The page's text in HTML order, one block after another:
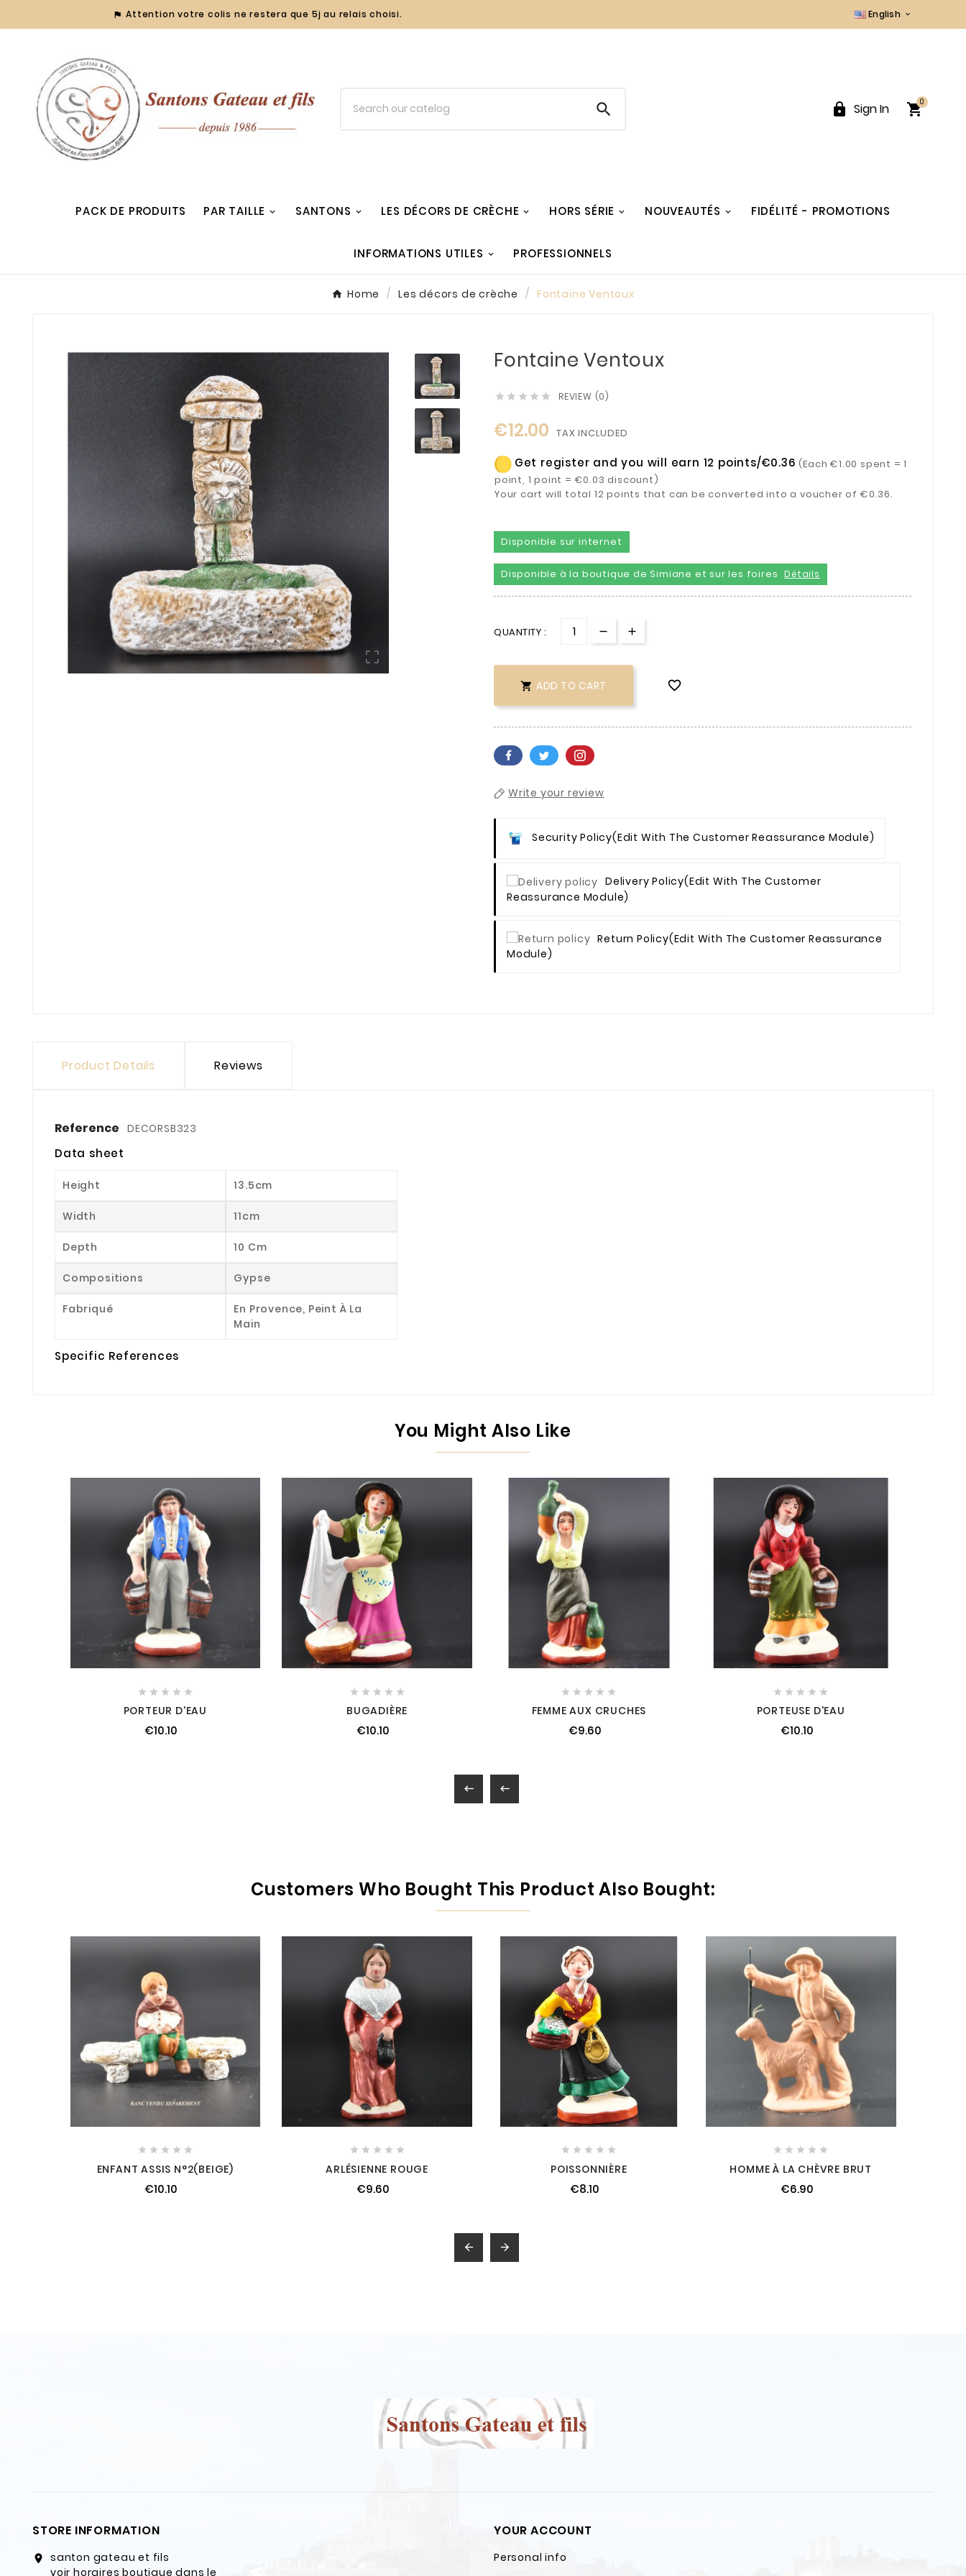
 Attention votre colis ne restera que 5j au relais choisi. English 
  Sign In 
0
PACK DE PRODUITS PAR TAILLE SANTONS LES DÉCORS DE CRÈCHE HORS SÉRIE NOUVEAUTÉS FIDÉLITÉ - PROMOTIONS
INFORMATIONS UTILES PROFESSIONNELS
Home Les décors de crèche Fontaine Ventoux

Fontaine Ventoux
     REVIEW (0)
€12.00 TAX INCLUDED
Get register and you will earn 12 points/€0.36 (Each €1.00 spent = 1
point, 1 point = €0.03 discount)
Your cart will total 12 points that can be converted into a voucher of €0.36.
Disponible sur internet
Disponible à la boutique de Simiane et sur les foires Détails
QUANTITY :
 ADD TO CART 
Write your review
Security Policy(edit With The Customer Reassurance Module)
Delivery Policy(edit With The Customer
Reassurance Module)
Return Policy(edit With The Customer Reassurance
Module)
Product Details Reviews
Reference DECORSB323
Data sheet
Height 13.5cm
Width 11cm
Depth 10 Cm
Compositions Gypse
Fabriqué
En Provence, Peint À La
Main
Specific References
You Might Also Like
    
PORTEUR D'EAU
€10.10
    
BUGADIÈRE
€10.10
    
FEMME AUX CRUCHES
€9.60
    
PORTEUSE D'EAU
€10.10
 
Customers Who Bought This Product Also Bought:
    
ENFANT ASSIS N°2(BEIGE)
€10.10
    
ARLÉSIENNE ROUGE
€9.60
    
POISSONNIÈRE
€8.10
    
HOMME À LA CHÈVRE BRUT
€6.90
 
STORE INFORMATION
location_on
santon gateau et fils
voir horaires boutique dans le
YOUR ACCOUNT
Personal info